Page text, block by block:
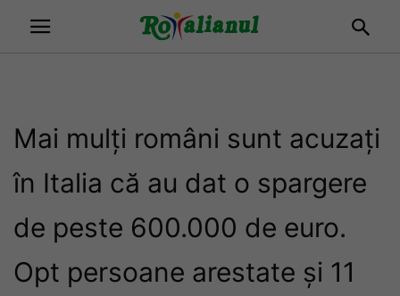
Mai mulți români sunt acuzați
în Italia că au dat o spargere
de peste 600.000 de euro.
Opt persoane arestate și 11